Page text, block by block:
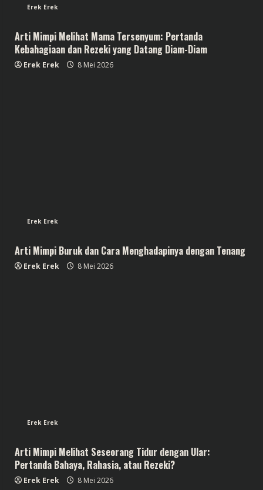
Erek Erek
Arti Mimpi Melihat Mama Tersenyum: Pertanda
Kebahagiaan dan Rezeki yang Datang Diam-Diam
Erek Erek 8 Mei 2026
Erek Erek
Arti Mimpi Buruk dan Cara Menghadapinya dengan Tenang
Erek Erek 8 Mei 2026
Erek Erek
Arti Mimpi Melihat Seseorang Tidur dengan Ular:
Pertanda Bahaya, Rahasia, atau Rezeki?
Erek Erek 8 Mei 2026